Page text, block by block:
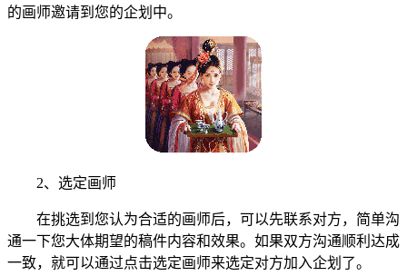
的画师邀请到您的企划中。
2、选定画师
在挑选到您认为合适的画师后，可以先联系对方，简单沟
通一下您大体期望的稿件内容和效果。如果双方沟通顺利达成
一致，就可以通过点击选定画师来选定对方加入企划了。